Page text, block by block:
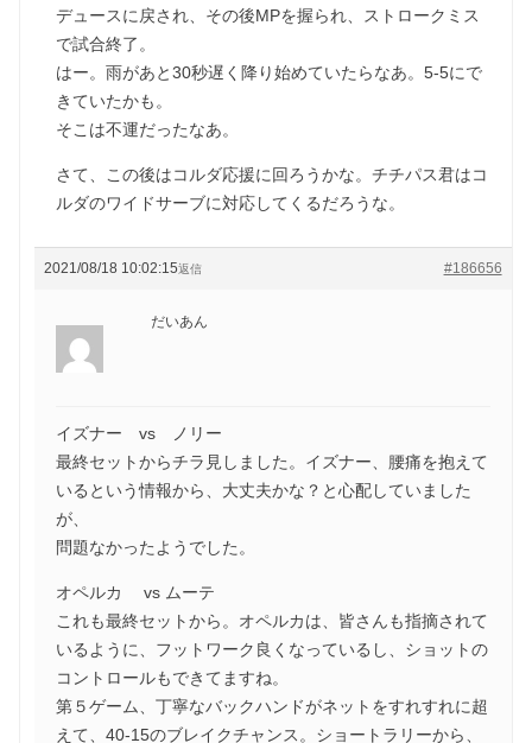
デュースに戻され、その後MPを握られ、ストロークミス
で試合終了。
はー。雨があと30秒遅く降り始めていたらなあ。5-5にで
きていたかも。
そこは不運だったなあ。
さて、この後はコルダ応援に回ろうかな。チチパス君はコ
ルダのワイドサーブに対応してくるだろうな。
2021/08/18 10:02:15 #186656
返信
だいあん
イズナー vs ノリー
最終セットからチラ見しました。イズナー、腰痛を抱えて
いるという情報から、大丈夫かな？と心配していました
が、
問題なかったようでした。
オペルカ vs ムーテ
これも最終セットから。オペルカは、皆さんも指摘されて
いるように、フットワーク良くなっているし、ショットの
コントロールもできてますね。
第５ゲーム、丁寧なバックハンドがネットをすれすれに超
えて、40‐15のブレイクチャンス。ショートラリーから、